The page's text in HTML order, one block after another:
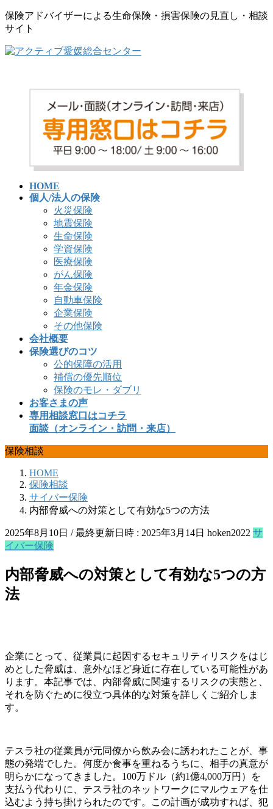
保険アドバイザーによる生命保険・損害保険の見直し・相談
サイト
コ
ナ
HOME
個人/法人の保険
火災保険
地震保険
生命保険
学資保険
医療保険
がん保険
年金保険
自動車保険
企業保険
その他保険
会社概要
保険選びのコツ
公的保障の活用
補償の優先順位
保険のモレ・ダブリ
お客さまの声
専用相談窓口はコチラ
面談（オンライン・訪問・来店）
保険相談
HOME
保険相談
サイバー保険
内部脅威への対策として有効な5つの方法
2025年8月10日 / 最終更新日時 : 2025年3月14日 hoken2022 サ
イバー保険
内部脅威への対策として有効な5つの方
法
企業にとって、従業員に起因するセキュリティリスクをはじ
めとした脅威は、意外なほど身近に存在している可能性があ
ります。本記事では、内部脅威に関連するリスクの実態と、
それを防ぐために役立つ具体的な対策を詳しくご紹介しま
す。
テスラ社の従業員が元同僚から飲み会に誘われたことが、事
態の発端でした。何度か食事を重ねるうちに、相手の真意が
明らかになってきました。100万ドル（約1億4,000万円）を
支払う代わりに、テスラ社のネットワークにマルウェアを仕
込むよう持ち掛けられたのです。この計画が成功すれば、犯